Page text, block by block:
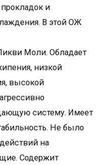
и
В этой ОЖ
Моли. Обладает
низкой
высокой
систему. Имеет
Не было
на
Содержит